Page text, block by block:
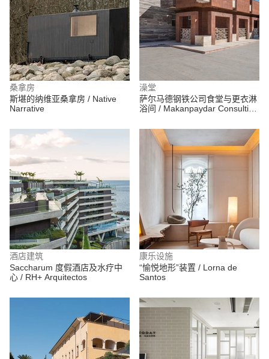
桑拿房
斯堪的纳维亚桑拿房 / Native
Narrative
澡堂
萨尔马德钢铁公司食堂与更衣淋
浴间 / Makanpaydar Consulting
酒店建筑
Saccharum 度假酒店及水疗中
心 / RH+ Arquitectos
康乐设施
“愉悦地形”装置 / Lorna de
Santos